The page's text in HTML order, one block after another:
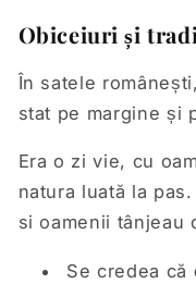
Obiceiuri și
În satele
stat pe margine și
Era o zi vie, cu
natura luată la
si oamenii tânjeau
Se credea că